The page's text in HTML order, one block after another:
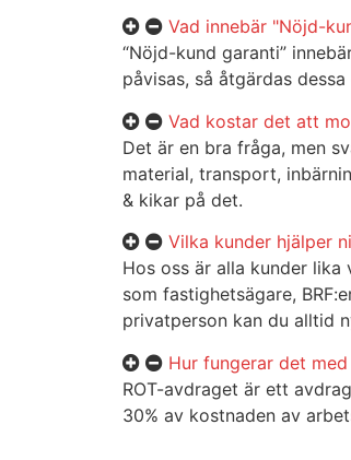
Vad innebär "Nöjd-
“Nöjd-kund garanti”
påvisas, så åtgärdas
Vad kostar det att
Det är en bra fråga, men
material, transport,
& kikar på det.
Vilka kunder hjälper
Hos oss är alla kunder
som fastighetsägare,
privatperson kan du alltid
Hur fungerar det
ROT-avdraget är ett
30% av kostnaden av